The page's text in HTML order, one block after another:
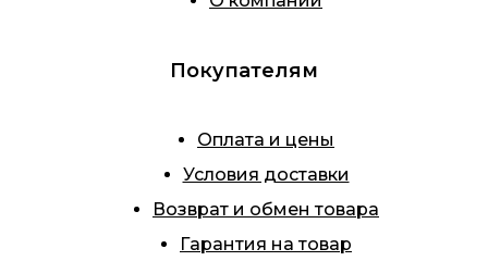
Покупателям
Оплата и цены
Условия доставки
Возврат и обмен товара
Гарантия на товар